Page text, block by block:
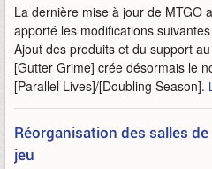
La dernière mise à jour de MTGO a
apporté les modifications
Ajout des produits et du support
[Gutter Grime] crée désormais le
[Parallel Lives]/[Doubling Season].
Réorganisation des salles de
jeu